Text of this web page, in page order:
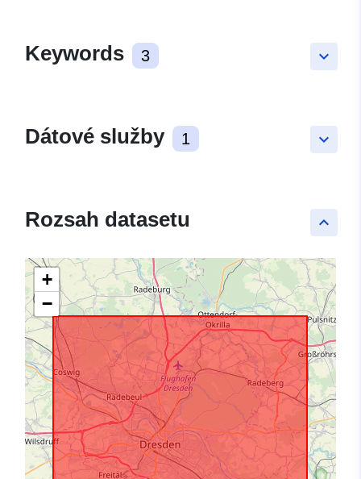
keyboard_arrow_down
Keywords 3
keyboard_arrow_down
Dátové služby 1
keyboard_arrow_up
Rozsah datasetu
+
−